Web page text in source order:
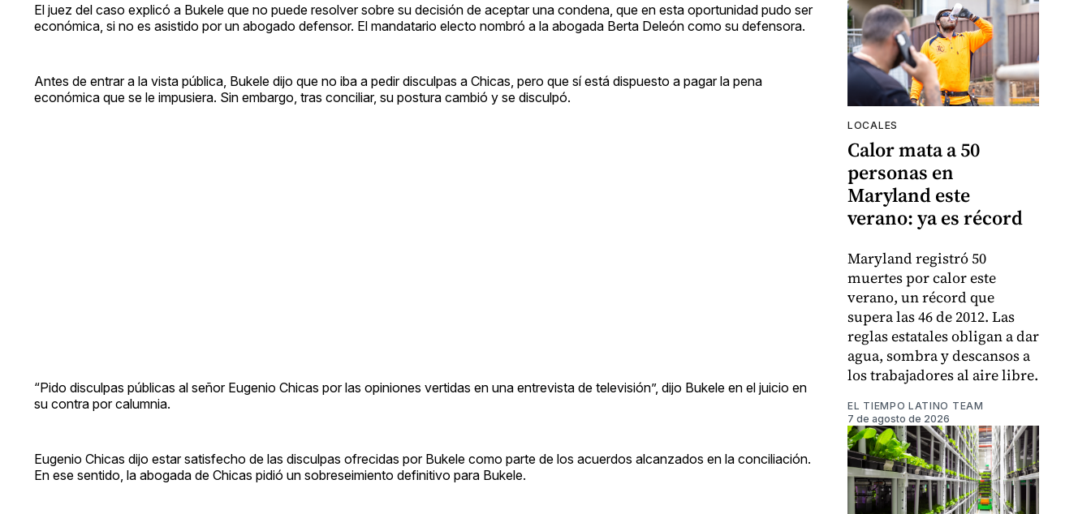
El juez del caso explicó a Bukele que no puede resolver sobre su decisión de aceptar una condena, que en esta oportunidad pudo ser
económica, si no es asistido por un abogado defensor. El mandatario electo nombró a la abogada Berta Deleón como su defensora.
Antes de entrar a la vista pública, Bukele dijo que no iba a pedir disculpas a Chicas, pero que sí está dispuesto a pagar la pena
económica que se le impusiera. Sin embargo, tras conciliar, su postura cambió y se disculpó.
“Pido disculpas públicas al señor Eugenio Chicas por las opiniones vertidas en una entrevista de televisión”, dijo Bukele en el juicio en
su contra por calumnia.
Eugenio Chicas dijo estar satisfecho de las disculpas ofrecidas por Bukele como parte de los acuerdos alcanzados en la conciliación.
En ese sentido, la abogada de Chicas pidió un sobreseimiento definitivo para Bukele.
LOCALES
Calor mata a 50
personas en
Maryland este
verano: ya es récord
Maryland registró 50
muertes por calor este
verano, un récord que
supera las 46 de 2012. Las
reglas estatales obligan a dar
agua, sombra y descansos a
los trabajadores al aire libre.
EL TIEMPO LATINO TEAM
7 de agosto de 2026